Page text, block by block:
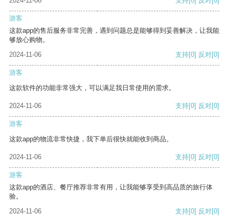
游客
这款app的售后服务非常完善，遇到问题总是能够得到妥善解决，让我能
够放心购物。
2024-11-06
支持[0] 反对[0]
游客
这款软件的功能非常强大，可以满足我日常使用的需求。
2024-11-06 支持[0] 反对[0]
游客
这款app的物流非常快捷，我下单后很快就能收到商品。
2024-11-06 支持[0] 反对[0]
游客
这款app的酒店、餐厅推荐非常有用，让我能够享受到高品质的旅行体
验。
2024-11-06
支持[0] 反对[0]